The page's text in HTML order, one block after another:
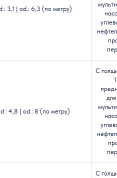
: 3,1 | od.: 6,3 (по метру)
: 4,8 | od.: 8 (по метру)
С
С